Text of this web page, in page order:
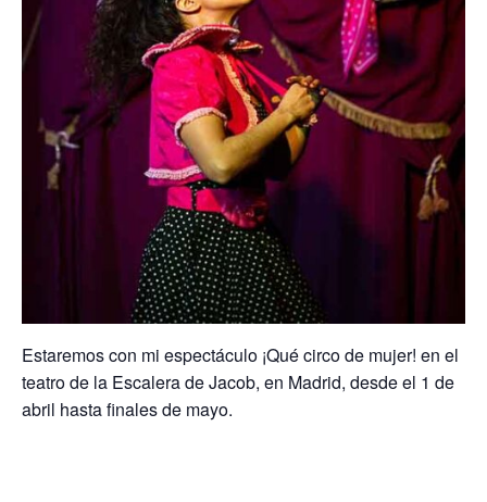
Estaremos con mi espectáculo ¡Qué circo de mujer! en el
teatro de la Escalera de Jacob, en Madrid, desde el 1 de
abril hasta finales de mayo.